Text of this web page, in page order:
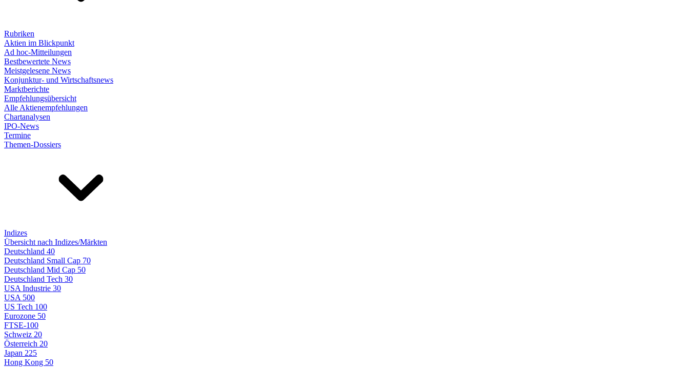
Rubriken
Aktien im Blickpunkt
Ad hoc-Mitteilungen
Bestbewertete News
Meistgelesene News
Konjunktur- und Wirtschaftsnews
Marktberichte
Empfehlungsübersicht
Alle Aktienempfehlungen
Chartanalysen
IPO-News
Termine
Themen-Dossiers
Indizes
Übersicht nach Indizes/Märkten
Deutschland 40
Deutschland Small Cap 70
Deutschland Mid Cap 50
Deutschland Tech 30
USA Industrie 30
USA 500
US Tech 100
Eurozone 50
FTSE-100
Schweiz 20
Österreich 20
Japan 225
Hong Kong 50